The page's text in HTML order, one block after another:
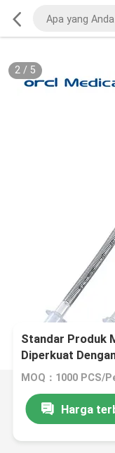
2/ 5
Standar Produk
Diperkuat
Pabrik Pemasok
Harga